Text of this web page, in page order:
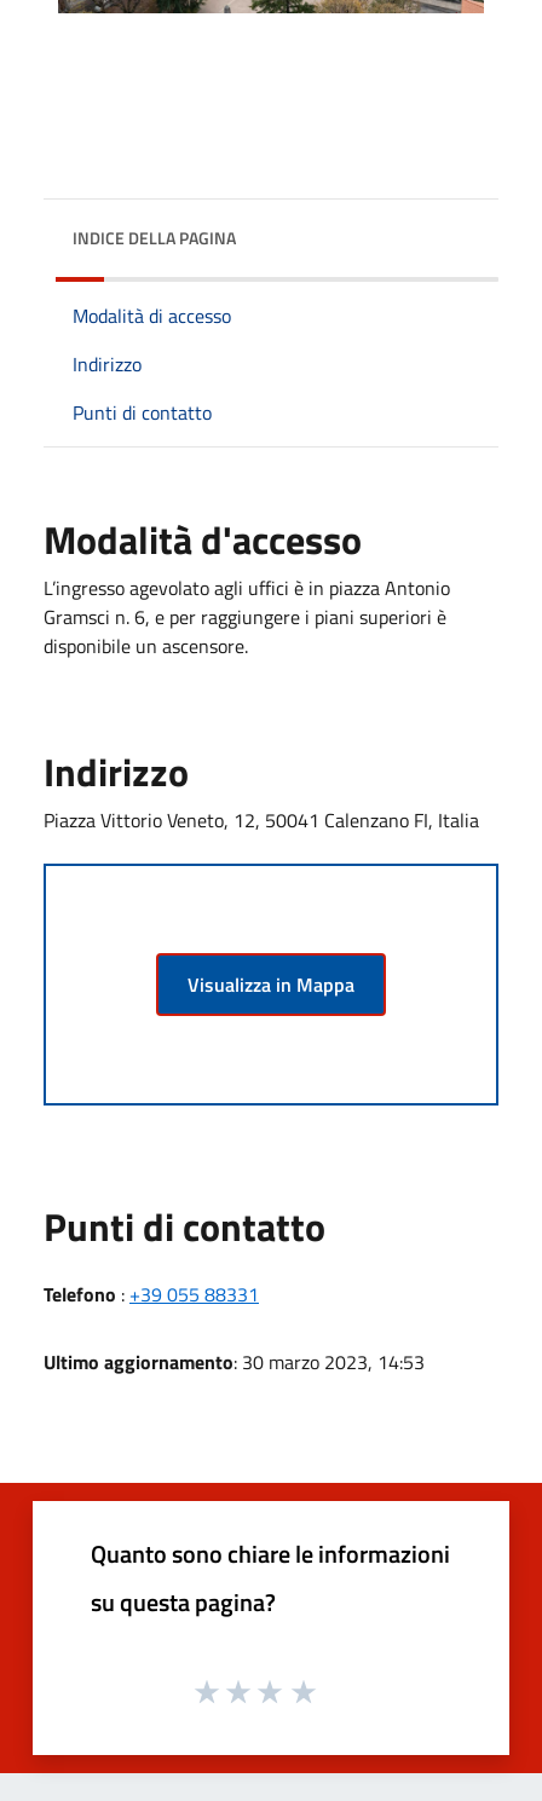
INDICE DELLA PAGINA
Modalità di accesso
Indirizzo
Punti di contatto
Modalità d'accesso
L’ingresso agevolato agli uffici è in piazza Antonio
Gramsci n. 6, e per raggiungere i piani superiori è
disponibile un ascensore.
Indirizzo
Piazza Vittorio Veneto, 12, 50041 Calenzano FI, Italia
Visualizza in Mappa
Punti di contatto
Telefono : +39 055 88331
Ultimo aggiornamento: 30 marzo 2023, 14:53
Quanto sono chiare le informazioni
su questa pagina?